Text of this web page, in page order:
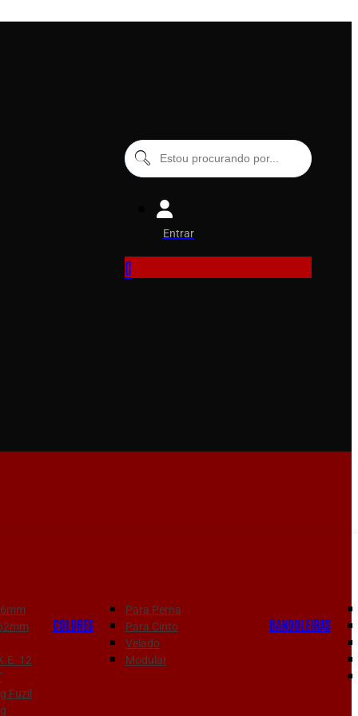
Entrar
0
12
Fuzil
COLDRES
Para Perna
Para Cinto
Velado
Modular
BANDOLEIRAS